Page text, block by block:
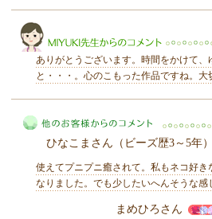
MIYUKI先生からのコメント
ありがとうございます。時間をかけて、
と・・・。心のこもった作品ですね。大
ひなこまさん（ビーズ歴3～5年）
使えてプニプニ癒されて。私もネコ好き
なりました。でも少したいへんそうな感
まめひろさん